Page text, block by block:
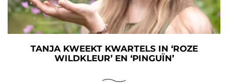
TANJA KWEEKT KWARTELS IN ‘ROZE
WILDKLEUR’ EN ‘PINGUÏN’